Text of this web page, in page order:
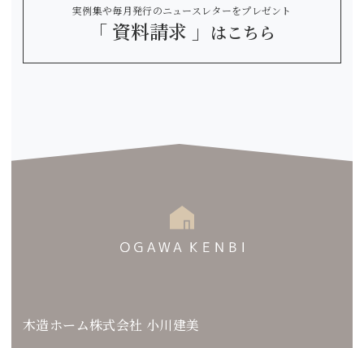
実例集や毎月発行のニュースレターをプレゼント
「 資料請求 」 はこちら
木造ホーム株式会社 小川建美